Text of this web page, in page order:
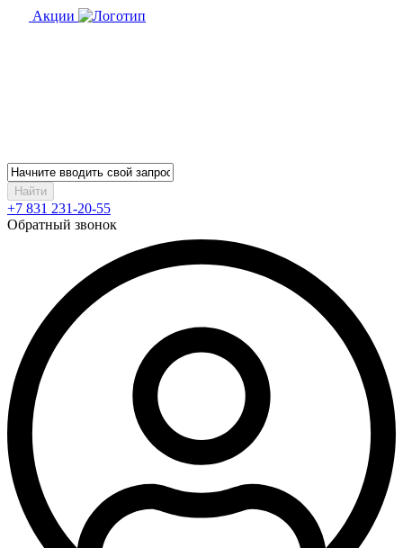
Акции
Найти
+7 831 231-20-55
Обратный звонок